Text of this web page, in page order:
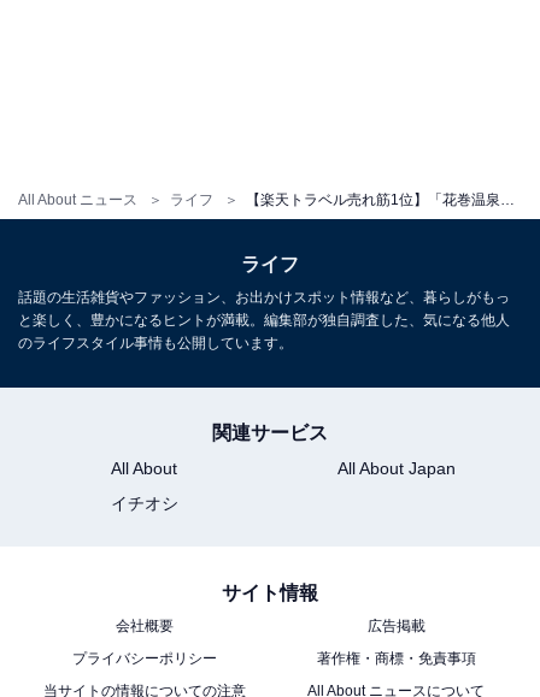
All About ニュース ライフ
ライフ
話題の生活雑貨やファッション、お出かけスポット情報など、暮らしがもっ
と楽しく、豊かになるヒントが満載。編集部が独自調査した、気になる他人
のライフスタイル事情も公開しています。
関連サービス
All About
All About Japan
イチオシ
サイト情報
会社概要
広告掲載
プライバシーポリシー
著作権・商標・免責事項
当サイトの情報についての注意
All About ニュースについて